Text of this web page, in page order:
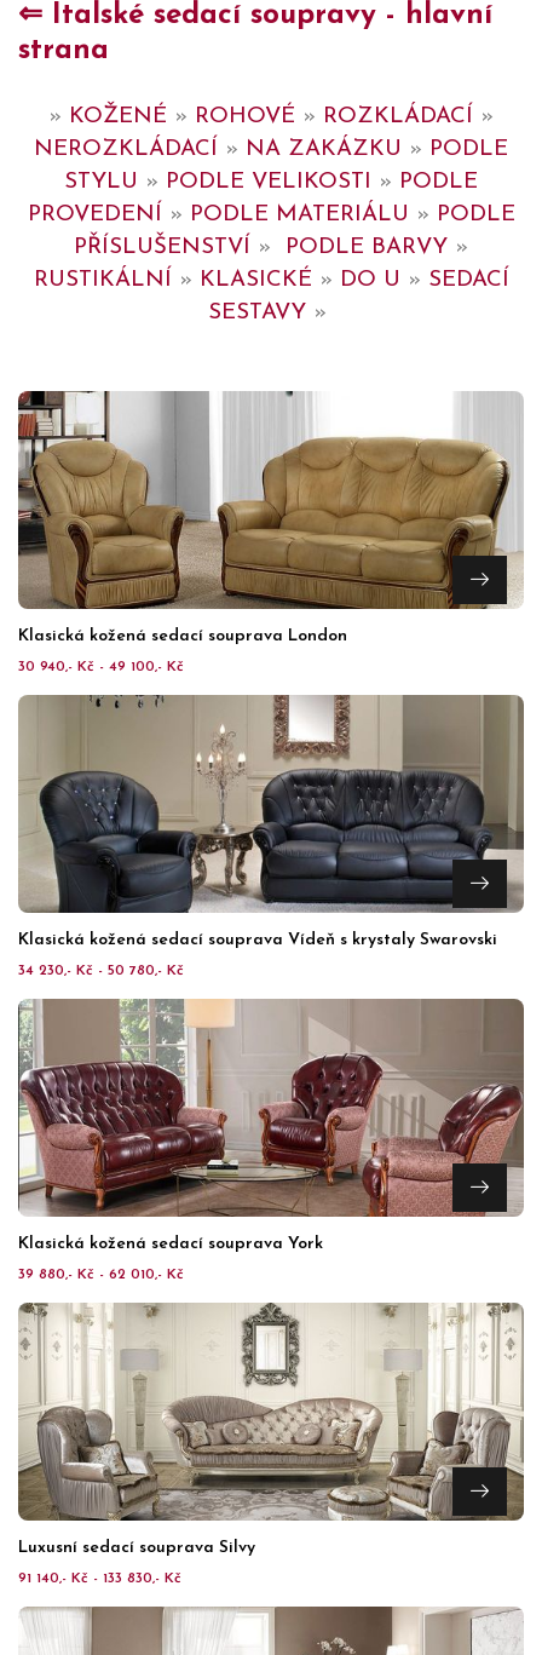
⇐ Italské sedací soupravy - hlavní
strana
» KOŽENÉ » ROHOVÉ » ROZKLÁDACÍ »
NEROZKLÁDACÍ » NA ZAKÁZKU » PODLE
STYLU » PODLE VELIKOSTI » PODLE
PROVEDENÍ » PODLE MATERIÁLU » PODLE
PŘÍSLUŠENSTVÍ » PODLE BARVY »
RUSTIKÁLNÍ » KLASICKÉ » DO U » SEDACÍ
SESTAVY »
Klasická kožená sedací souprava London
30 940,- Kč - 49 100,- Kč
Klasická kožená sedací souprava Vídeň s krystaly Swarovski
34 230,- Kč - 50 780,- Kč
Klasická kožená sedací souprava York
39 880,- Kč - 62 010,- Kč
Luxusní sedací souprava Silvy
91 140,- Kč - 133 830,- Kč